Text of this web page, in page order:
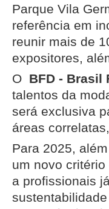
Parque Vila
referência em
reunir mais de
expositores,
O BFD - Brasil
talentos da
será exclusiva
áreas
Para 2025,
um novo
a profissionais